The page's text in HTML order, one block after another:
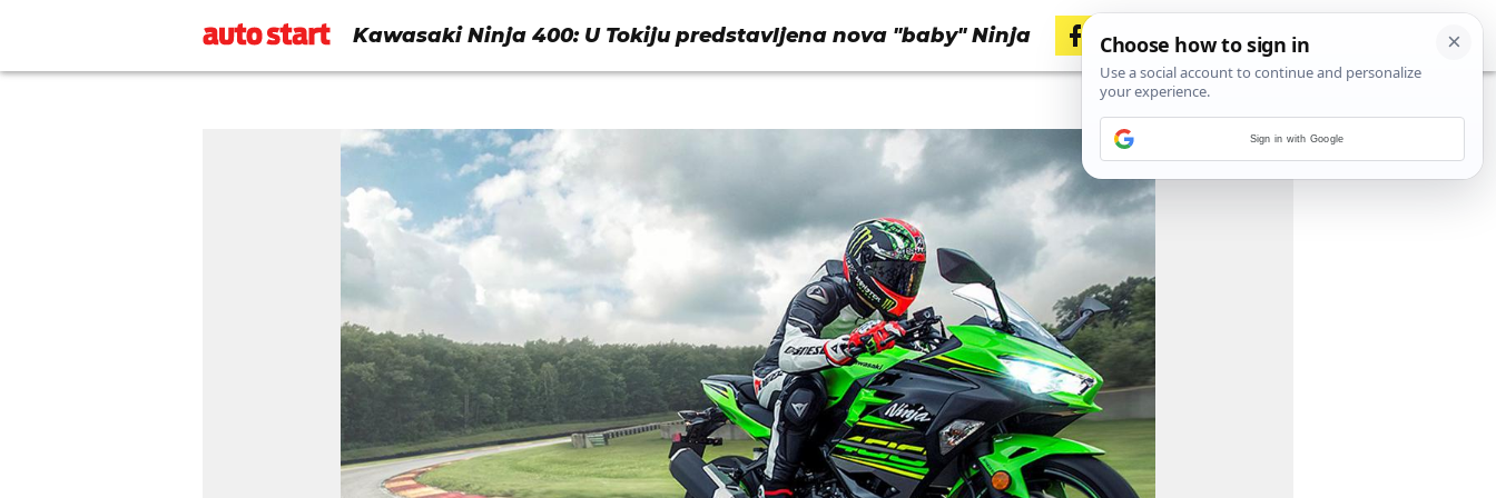
Kawasaki Ninja 400: U Tokiju predstavljena nova "baby" Ninja
Sign in with Google